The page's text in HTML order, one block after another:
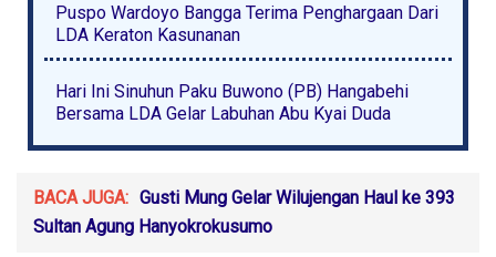
Puspo Wardoyo Bangga Terima Penghargaan Dari
LDA Keraton Kasunanan
Hari Ini Sinuhun Paku Buwono (PB) Hangabehi
Bersama LDA Gelar Labuhan Abu Kyai Duda
BACA JUGA: Gusti Mung Gelar Wilujengan Haul ke 393
Sultan Agung Hanyokrokusumo